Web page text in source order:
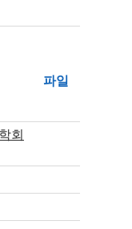
파일
회